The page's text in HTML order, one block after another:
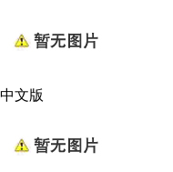
中文版